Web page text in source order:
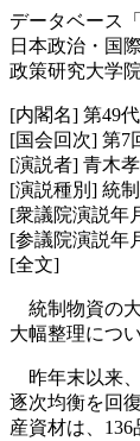
データベース
日本政治・国
政策研究大学
[内閣名] 第49
[国会回次] 第7
[演説者] 青木
[演説種別] 統
[衆議院演説年
[参議院演説年
[全文]
統制物資の大
大幅整理につ
昨年末以来、
逐次均衡を回
産資材は、